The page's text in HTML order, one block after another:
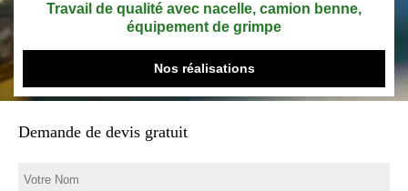
Travail de qualité avec nacelle, camion benne,
équipement de grimpe
Nos réalisations
Demande de devis gratuit